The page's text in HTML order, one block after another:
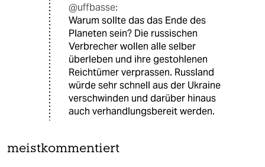
@uffbasse:
Warum sollte das das Ende des
Planeten sein? Die russischen
Verbrecher wollen alle selber
überleben und ihre gestohlenen
Reichtümer verprassen. Russland
würde sehr schnell aus der Ukraine
verschwinden und darüber hinaus
auch verhandlungsbereit werden.
meistkommentiert